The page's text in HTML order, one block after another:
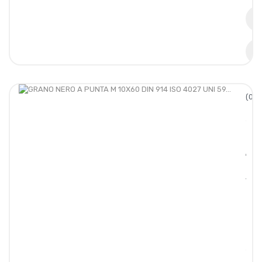
(0/
A